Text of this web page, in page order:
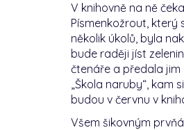
V knihovně na ně
Písmenkožrout, který
několik úkolů, byla
bude raději jíst
čtenáře a předala jim
„Škola naruby“, kam
budou v červnu v
Všem šikovným